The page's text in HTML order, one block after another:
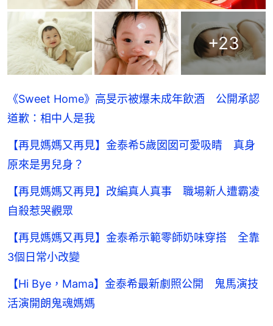
+23
《Sweet Home》高旻示被爆未成年飲酒 公開承認
道歉：相中人是我
【再見媽媽又再見】金泰希5歲囡囡可愛吸睛 真身
原來是男兒身？
【再見媽媽又再見】改編真人真事 職場新人遭霸凌
自殺惹哭觀眾
【再見媽媽又再見】金泰希示範零師奶味穿搭 全靠
3個日常小改變
【Hi Bye，Mama】金泰希最新劇照公開 鬼馬演技
活演開朗鬼魂媽媽